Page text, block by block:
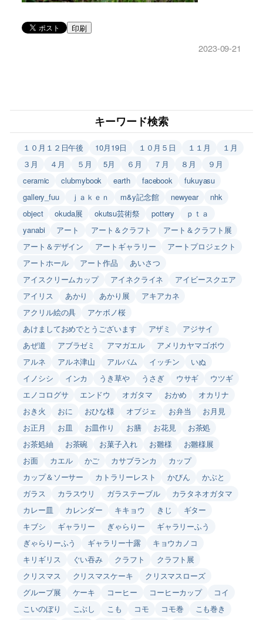
印刷
2023-09-21
キーワード検索
１０月１２日午後 10月19日 １０月５日 １１月
１月
３月
４月 ５月 5月 ６月 ７月 ８月
９月
ceramic
clubmybook earth facebook
fukuyasu
gallery_fuu
ｊａｋｅｎ m&y記念館 newyear
nhk
object
okuda展 okutsu芸術祭 pottery
ｐｔａ
yanabi
アート アート＆クラフト
アート＆クラフト展
アート＆デザイン
アートギャラリー
アートプロジェクト
アートホール
アート作品
あいさつ
アイスクリームカップ
アイネクライネ
アイビースクエア
アイリス
あかり あかり展
アキアカネ
アクリル絵の具
アケボノ桜
あけましておめでとうございます
アザミ
アジサイ
あぜ道
アブラゼミ アマガエル
アメリカヤマゴボウ
アルネ
アルネ津山 アルバム イッチン
いぬ
イノシシ
インカ うき草や うさぎ ウサギ
ウツギ
エノコログサ
エンドウ オガタマ おかめ
オカリナ
おき火
おに おひな様 オブジェ お弁当
お月見
お正月
お皿 お皿作り お膳 お花見
お茶処
お茶処紬
お茶碗 お菓子入れ お雛様
お雛様展
お面
カエル かご カサブランカ
カップ
カップ＆ソーサー
カトラリーレスト かびん
かぶと
ガラス
カラスウリ ガラステーブル
カラタネオガタマ
カレー皿
カレンダー キキョウ きじ
ギター
キブシ
ギャラリー ぎゃらりー
ギャラリーふう
ぎゃらりーふう
ギャラリー十露
キョウカノコ
キリギリス
ぐい吞み クラフト
クラフト展
クリスマス
クリスマスケーキ
クリスマスローズ
グループ展
ケーキ コーヒー コーヒーカップ
コイ
こいのぼり
こぶし こも コモ コモ巻
こも巻き